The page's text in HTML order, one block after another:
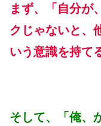
まず、「自分が
クじゃないと、
いう意識を持て
そして、「俺、